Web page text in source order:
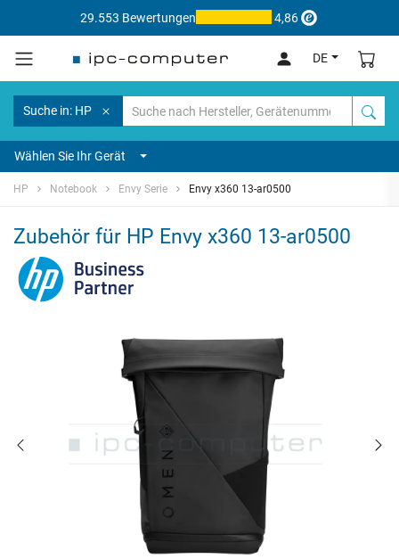
29.553 Bewertungen 4,86
DE
Suche in: HP
Wählen Sie Ihr Gerät
HP Notebook Envy Serie Envy x360 13-ar0500
Zubehör für HP Envy x360 13-ar0500